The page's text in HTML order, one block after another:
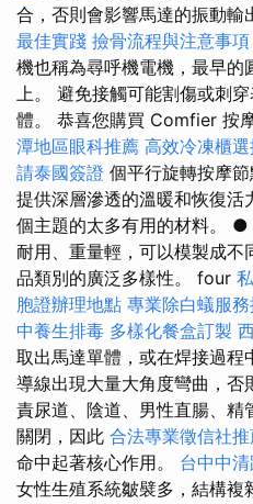
合，否則會影響馬達的振動輸
最佳實踐 撿骨流程與注意事項
機也稱為尋呼機電機，最早的
上。 避免接觸可能割傷或刺
體。 恭喜您購買 Comfier 按
潭地區眼科推薦 高效冷凍櫃
請泰國簽證 個平行旋轉按摩
提供深層滲透的溫暖和恢復活
個主題的太多有用的材料。 ●
耐用、重量輕，可以模製成不
品類別的廣泛多樣性。 four
胞證辦理地點 專業除白蟻服
中養生排毒 多樣化餐盒訂製
取出馬達單體，或在焊接過程
導線出現大量大角度彎曲，否
責尿道、陰道、男性直腸、精
關閉，因此 合法專業徵信社
命中起著核心作用。 台中中
女性生殖系統皺襞多，結構複